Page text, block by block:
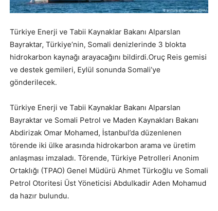
Türkiye Enerji ve Tabii Kaynaklar Bakanı Alparslan
Bayraktar, Türkiye’nin, Somali denizlerinde 3 blokta
hidrokarbon kaynağı arayacağını bildirdi.Oruç Reis gemisi
ve destek gemileri, Eylül sonunda Somali’ye
gönderilecek.
Türkiye Enerji ve Tabii Kaynaklar Bakanı Alparslan
Bayraktar ve Somali Petrol ve Maden Kaynakları Bakanı
Abdirizak Omar Mohamed, İstanbul’da düzenlenen
törende iki ülke arasında hidrokarbon arama ve üretim
anlaşması imzaladı. Törende, Türkiye Petrolleri Anonim
Ortaklığı (TPAO) Genel Müdürü Ahmet Türkoğlu ve Somali
Petrol Otoritesi Üst Yöneticisi Abdulkadir Aden Mohamud
da hazır bulundu.